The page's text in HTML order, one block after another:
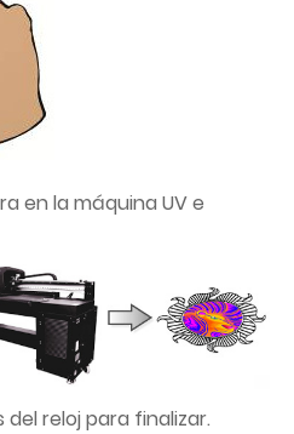
en la máquina UV e
del reloj para finalizar.